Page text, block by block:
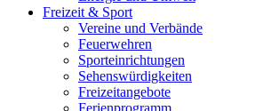
Freizeit & Sport
Vereine und Verbände
Feuerwehren
Sporteinrichtungen
Sehenswürdigkeiten
Freizeitangebote
Ferienprogramm